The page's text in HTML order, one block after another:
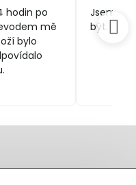
/
5
hodin po
mě
bylo
Jsem
být.